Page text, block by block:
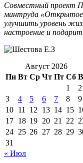
Совместный проект
минтруда «Открытое
улучшить уровень
настроение и
Август 2026
Пн Вт Ср Чт Пт Сб
1
2
3
4 5 6 7 8
9
10 11 12 13 14 15
17 18 19 20 21 22
24 25 26 27 28 29
31
« Июл